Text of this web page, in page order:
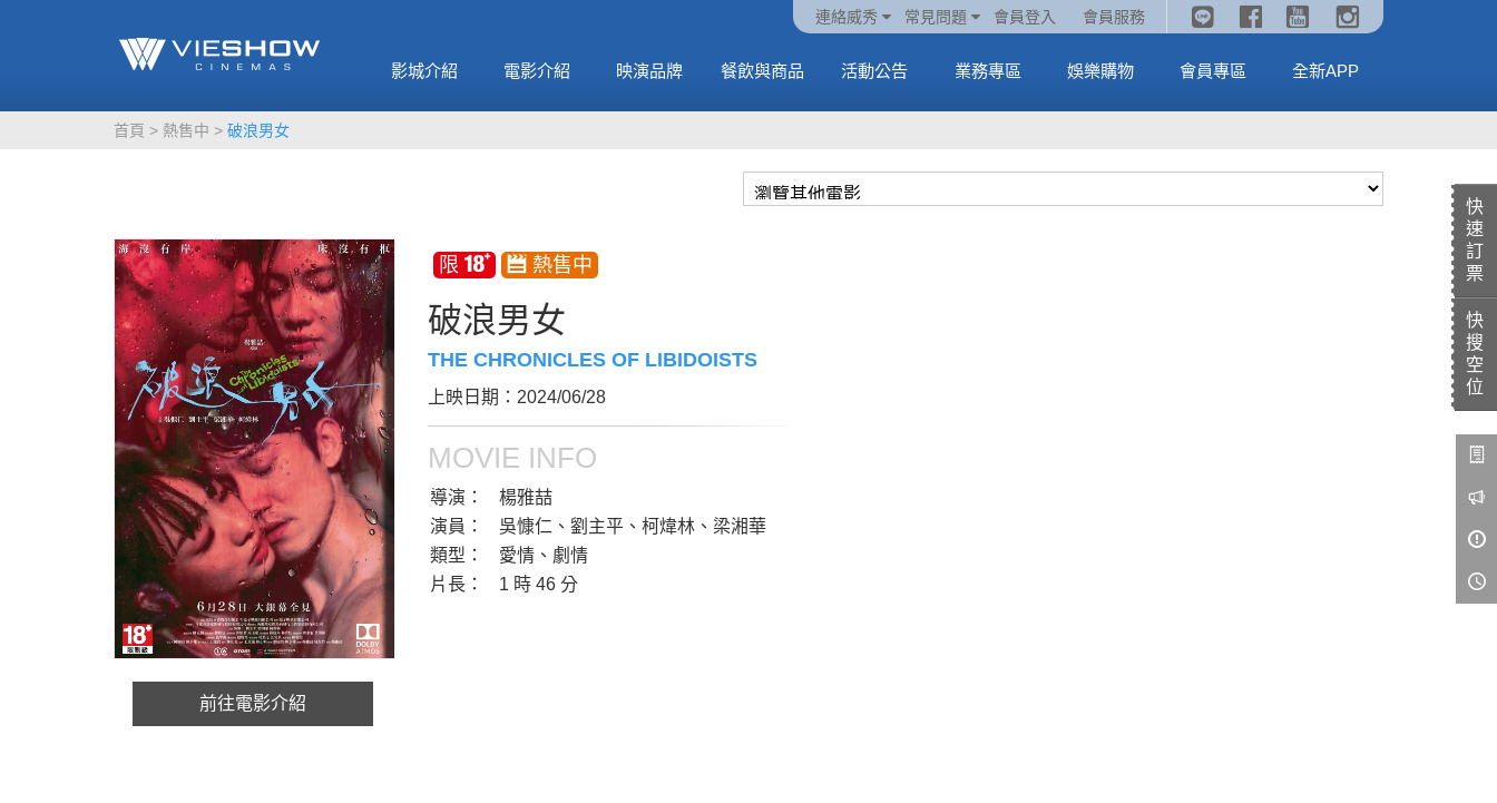
連絡威秀 常見問題 會員登入 會員服務
影城介紹 電影介紹
MORE MORE
ATEEZ 邀請你進入
另一個感官維度
MORE
火熱預售中《汪汪隊立大功：恐龍大電影》
映演品牌 餐飲與商品
MORE MORE
🥤威秀獨家電影套餐
🥤全台熱賣中
MORE
《劇場版吉伊卡哇》🥤威秀獨家電影套餐🥤
全台熱賣中
MORE
活動公告 業務專區 娛樂購物 會員專區 全新APP
快
速
訂
票
快
搜
空
位
首頁 熱售中 破浪男女
前往電影介紹
破浪男女
THE CHRONICLES OF LIBIDOISTS
上映日期：2024/06/28
MOVIE INFO
導演：
楊雅喆
演員：
吳慷仁、劉主平、柯煒林、梁湘華
類型：
愛情、劇情
片長：
1 時 46 分